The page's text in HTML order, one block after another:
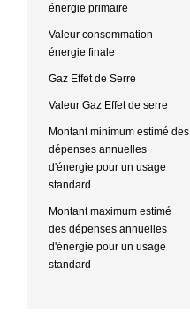
énergie primaire
Valeur consommation
énergie finale
Gaz Effet de Serre
Valeur Gaz Effet de serre
Montant minimum estimé des
dépenses annuelles
d'énergie pour un usage
standard
Montant maximum estimé
des dépenses annuelles
d'énergie pour un usage
standard